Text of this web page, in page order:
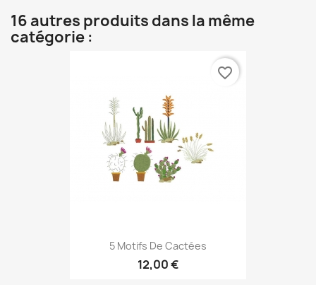
16 autres produits dans la même
catégorie :
5 Motifs De Cactées
12,00 €
favorite_border